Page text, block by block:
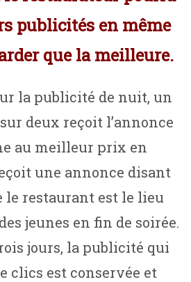
publicités en même
que la meilleure.
la publicité de nuit, un
deux reçoit l’annonce
au meilleur prix en
une annonce disant
restaurant est le lieu
jeunes en fin de soirée.
jours, la publicité qui
clics est conservée et